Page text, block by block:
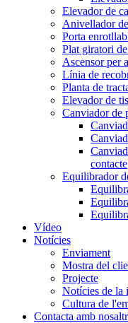
Elevador de
Anivellador
Porta
Plat giratori
Ascensor per
Línia de
Planta de
Elevador de
Canviador de
contacte
Equilibrador
Vídeo
Notícies
Enviament
Mostra del
Projecte
Notícies de la
Cultura de
Contacta amb